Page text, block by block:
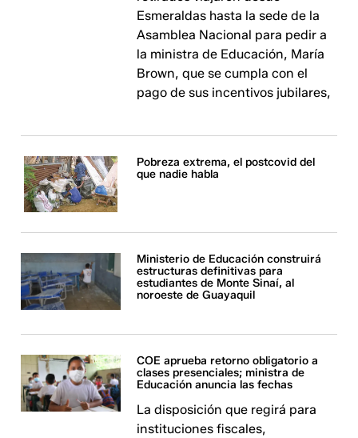
Esmeraldas hasta la sede de la
Asamblea Nacional para pedir a
la ministra de Educación, María
Brown, que se cumpla con el
pago de sus incentivos jubilares,
Pobreza extrema, el postcovid del
que nadie habla
Ministerio de Educación construirá
estructuras definitivas para
estudiantes de Monte Sinaí, al
noroeste de Guayaquil
COE aprueba retorno obligatorio a
clases presenciales; ministra de
Educación anuncia las fechas
La disposición que regirá para
instituciones fiscales,